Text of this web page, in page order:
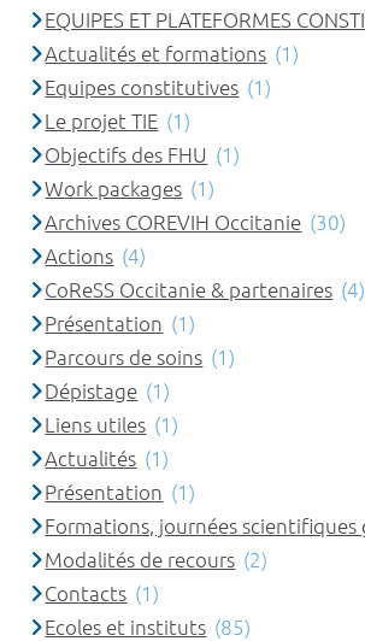
EQUIPES ET PLATEFORMES
Actualités et formations (1)
Equipes constitutives (1)
Le projet TIE (1)
Objectifs des FHU (1)
Work packages (1)
Archives COREVIH Occitanie (30)
Actions (4)
CoReSS Occitanie & partenaires (4)
Présentation (1)
Parcours de soins (1)
Dépistage (1)
Liens utiles (1)
Actualités (1)
Présentation (1)
Formations, journées scientifiques
Modalités de recours (2)
Contacts (1)
Ecoles et instituts (85)